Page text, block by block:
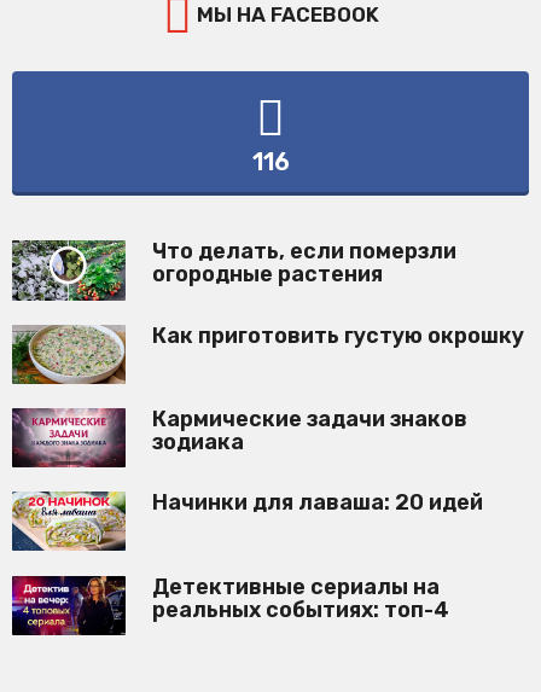
МЫ НА FACEBOOK
116
Что делать, если померзли
огородные растения
Как приготовить густую окрошку
Кармические задачи знаков
зодиака
Начинки для лаваша: 20 идей
Детективные сериалы на
реальных событиях: топ-4